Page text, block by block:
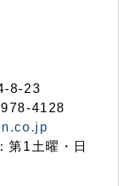
8-23
4128
第1土曜・日